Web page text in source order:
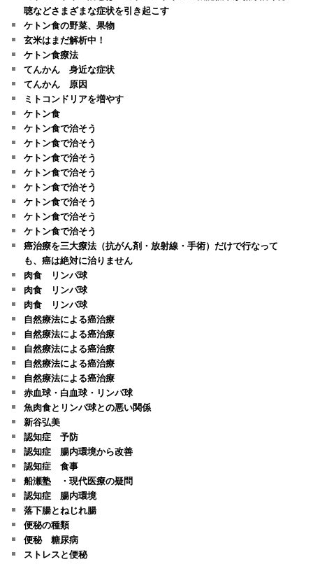
聴などさまざまな症状を引き起こす
ケトン食の野菜、果物
玄米はまだ解析中！
ケトン食療法
てんかん 身近な症状
てんかん 原因
ミトコンドリアを増やす
ケトン食
ケトン食で治そう
ケトン食で治そう
ケトン食で治そう
ケトン食で治そう
ケトン食で治そう
ケトン食で治そう
ケトン食で治そう
ケトン食で治そう
癌治療を三大療法（抗がん剤・放射線・手術）だけで行なって
も、癌は絶対に治りません
肉食 リンパ球
肉食 リンパ球
肉食 リンパ球
自然療法による癌治療
自然療法による癌治療
自然療法による癌治療
自然療法による癌治療
自然療法による癌治療
赤血球・白血球・リンパ球
魚肉食とリンパ球との悪い関係
新谷弘美
認知症 予防
認知症 腸内環境から改善
認知症 食事
船瀬塾 ・現代医療の疑問
認知症 腸内環境
落下腸とねじれ腸
便秘の種類
便秘 糖尿病
ストレスと便秘